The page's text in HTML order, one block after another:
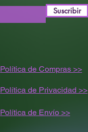
Suscribir
Política de Compras >>
Política de Privacidad >>
Política de Envío >>